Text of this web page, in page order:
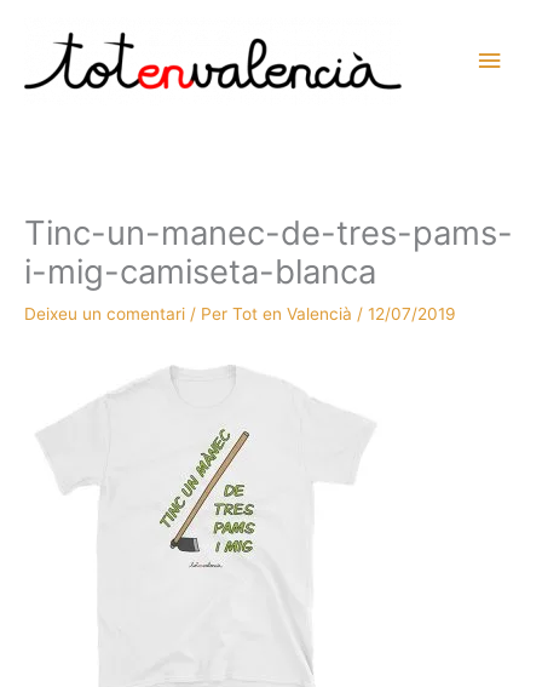
contingut
Tinc-un-manec-de-tres-pams-
i-mig-camiseta-blanca
Deixeu un comentari / Per Tot en Valencià / 12/07/2019